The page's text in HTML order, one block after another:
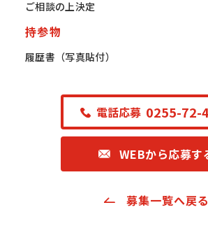
ご相談の上決定
持参物
履歴書（写真貼付）
電話応募 0255-72-
WEBから応募す
募集一覧へ戻る